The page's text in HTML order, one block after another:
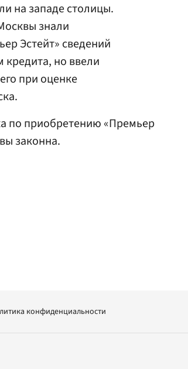
на западе столицы.
знали
Эстейт» сведений
кредита, но ввели
при оценке
по приобретению «Премьер
законна.
конфиденциальности